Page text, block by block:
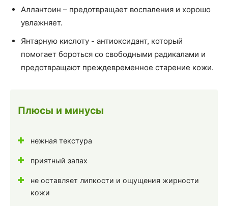
Аллантоин – предотвращает воспаления и хорошо
увлажняет.
Янтарную кислоту - антиоксидант, который
помогает бороться со свободными радикалами и
предотвращают преждевременное старение кожи.
Плюсы и минусы
нежная текстура
приятный запах
не оставляет липкости и ощущения жирности
кожи